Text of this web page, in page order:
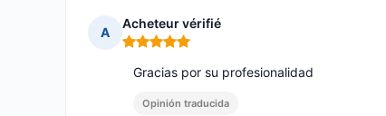
A
Acheteur vérifié
Nota: 5 de 5
Gracias por su profesionalidad
Opinión traducida